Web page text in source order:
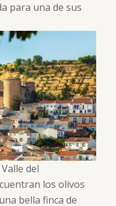
para una de sus
del
los olivos
bella finca de